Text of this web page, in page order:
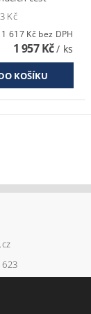
Kč
1 617 Kč bez DPH
1 957 Kč/ ks
623